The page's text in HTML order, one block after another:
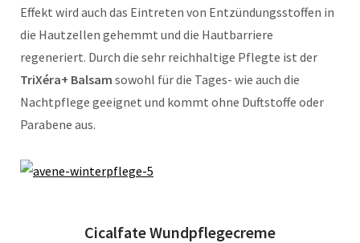
Effekt wird auch das Eintreten von Entzündungsstoffen in
die Hautzellen gehemmt und die Hautbarriere
regeneriert. Durch die sehr reichhaltige Pflegte ist der
TriXéra+ Balsam sowohl für die Tages- wie auch die
Nachtpflege geeignet und kommt ohne Duftstoffe oder
Parabene aus.
Cicalfate Wundpflegecreme